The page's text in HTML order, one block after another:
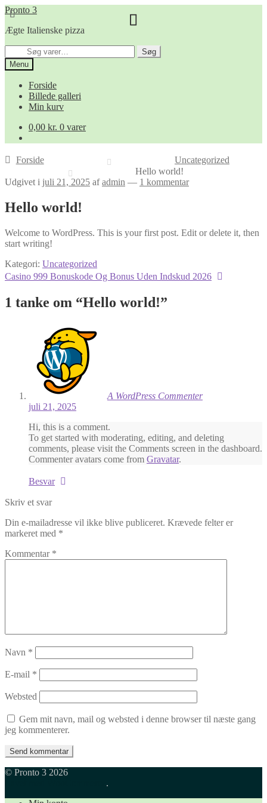
Spring
til
navigation
Spring
til
indhold
Pronto 3
Ægte Italienske pizza
efter:
Søg
Menu
Forside
Billede galleri
Min kurv
0,00 kr. 0 varer
Forside
Uncategorized
Hello world!
Udgivet i juli 21, 2025 afadmin — 1 kommentar
Hello world!
Welcome to WordPress. This is your first post. Edit or delete it, then
start writing!
Kategori: Uncategorized
Indlægsnavigation
Næste
Casino 999 Bonuskode Og Bonus Uden Indskud 2026
1 tanke om “Hello world!”
A WordPress Commenter
juli 21, 2025
Hi, this is a comment.
To get started with moderating, editing, and deleting
comments, please visit the Comments screen in the dashboard.
Commenter avatars come from Gravatar.
Besvar
Skriv et svar
Din e-mailadresse vil ikke blive publiceret. Krævede felter er
markeret med *
Kommentar *
Navn *
E-mail *
Websted
Gem mit navn, mail og websted i denne browser til næste gang
jeg kommenterer.
© Pronto 3 2026
.